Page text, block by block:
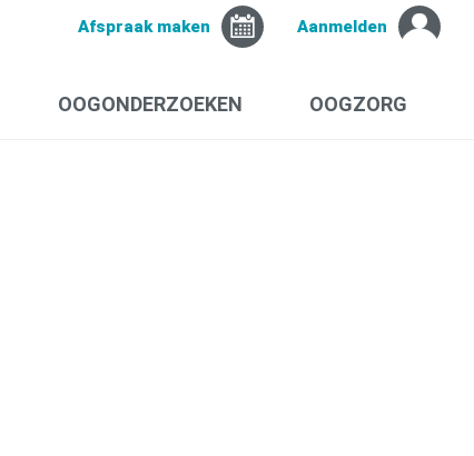
Afspraak maken Aanmelden
OOGONDERZOEKEN OOGZORG